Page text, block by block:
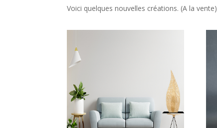
Voici quelques nouvelles créations. (A la vente)